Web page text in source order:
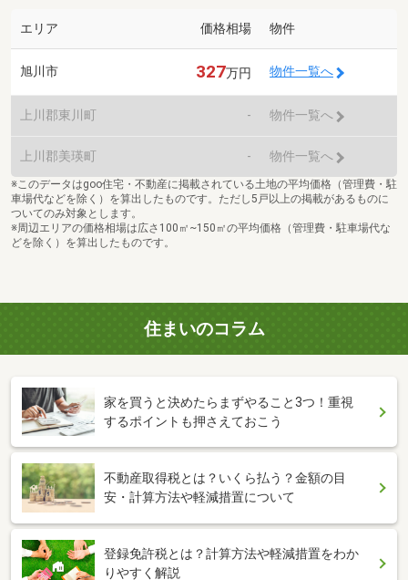
エリア 価格相場 物件
旭川市 327万円 物件一覧へ
上川郡東川町 - 物件一覧へ
上川郡美瑛町 - 物件一覧へ
※このデータはgoo住宅・不動産に掲載されている土地の平均価格（管理費・駐
車場代などを除く）を算出したものです。ただし5戸以上の掲載があるものに
ついてのみ対象とします。
※周辺エリアの価格相場は広さ100㎡~150㎡の平均価格（管理費・駐車場代な
どを除く）を算出したものです。
住まいのコラム
家を買うと決めたらまずやること3つ！重視
するポイントも押さえておこう
不動産取得税とは？いくら払う？金額の目
安・計算方法や軽減措置について
登録免許税とは？計算方法や軽減措置をわか
りやすく解説